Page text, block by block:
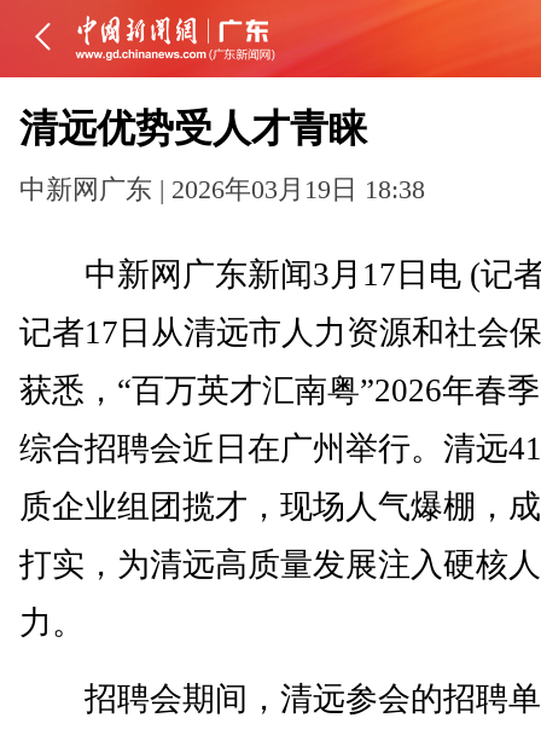
清远优势受人才青睐
中新网广东 | 2026年03月19日 18:38
中新网广东新闻3月17日电 (记
记者17日从清远市人力资源和社会
获悉，“百万英才汇南粤”2026年春
综合招聘会近日在广州举行。清远
质企业组团揽才，现场人气爆棚，
打实，为清远高质量发展注入硬核
力。
招聘会期间，清远参会的招聘